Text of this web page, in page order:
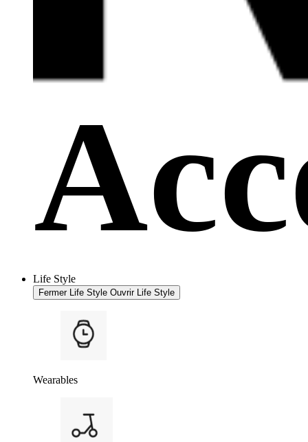
Life Style
Fermer Life Style Ouvrir Life Style
Wearables